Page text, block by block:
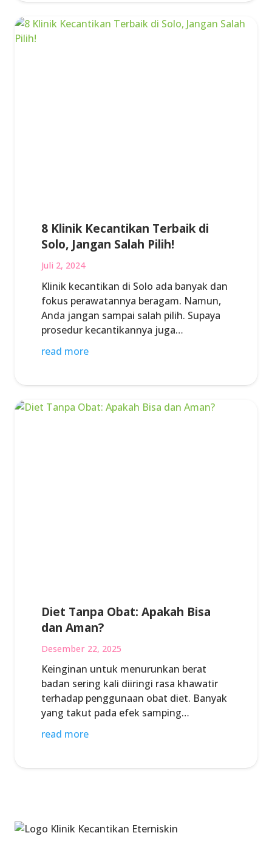
8 Klinik Kecantikan Terbaik di
Solo, Jangan Salah Pilih!
Juli 2, 2024
Klinik kecantikan di Solo ada banyak dan
fokus perawatannya beragam. Namun,
Anda jangan sampai salah pilih. Supaya
prosedur kecantikannya juga…
read more
Diet Tanpa Obat: Apakah Bisa
dan Aman?
Desember 22, 2025
Keinginan untuk menurunkan berat
badan sering kali diiringi rasa khawatir
terhadap penggunaan obat diet. Banyak
yang takut pada efek samping…
read more